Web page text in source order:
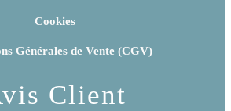
Cookies
Générales de Vente (CGV)
Client